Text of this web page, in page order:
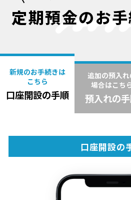
定期預金のお
新規のお手続きは
こちら
口座開設の手順
追加の預入れ
場合はこち
預入れの
口座開設の